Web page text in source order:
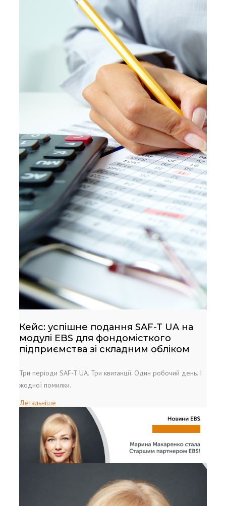
Кейс: успішне подання SAF-T UA на
модулі EBS для фондомісткого
підприємства зі складним обліком
Три періоди SAF-T UA. Три квитанції. Один робочий день. І
жодної помилки.
Детальніше